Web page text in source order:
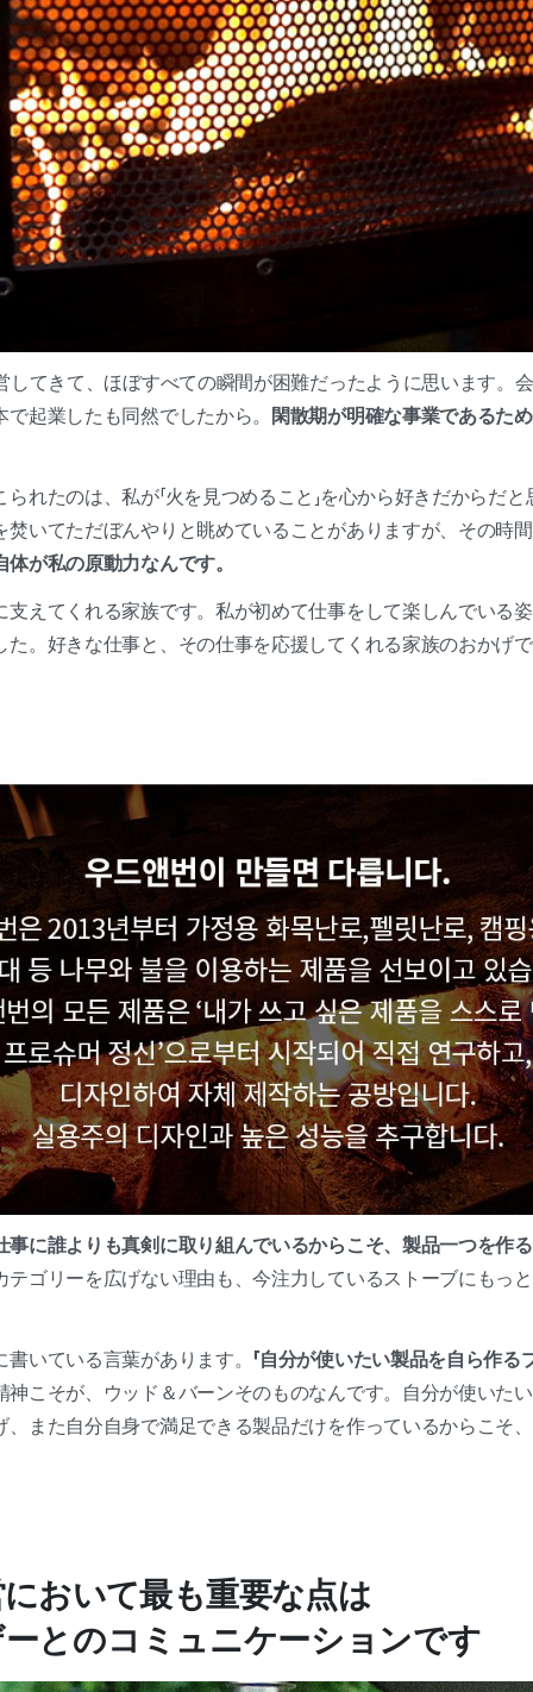
してきて、ほぼすべての瞬間が困難だったように思います。
起業したも同然でしたから。
閑散期が明確な事業であるた
れたのは、私が「火を見つめること」を心から好きだからだ
焚いてただぼんやりと眺めていることがありますが、その時
が私の原動力なんです。
支えてくれる家族です。私が初めて仕事をして楽しんでいる
た。好きな仕事と、その仕事を応援してくれる家族のおかげ
事に誰よりも真剣に取り組んでいるからこそ、製品一つを作
テゴリーを広げない理由も、今注力しているストーブにもっ
いている言葉があります。 「自分が使いたい製品を自ら作る
神こそが、ウッド＆バーンそのものなんです。自分が使いた
、また自分自身で満足できる製品だけを作っているからこそ
おいて最も重要な点は
とのコミュニケーションです